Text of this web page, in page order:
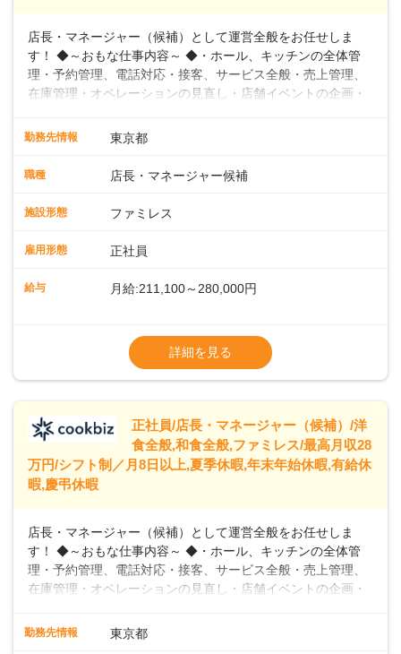
店長・マネージャー（候補）として運営全般をお任せしま
す！ ◆～おもな仕事内容～ ◆・ホール、キッチンの全体管
理・予約管理、電話対応・接客、サービス全般・売上管理、
在庫管理・オペレーションの見直し・店舗イベントの企画・
入社後はスキルに合わせた業務からお任せしますので、徐々
向上を目指すDX推進～ ◆すかいらーくのレストランでは、
スタッフの働きやすさをサポートしています。配膳ロボット
や歩行数が約40%も削減されました！また、配膳ロボットに
なDX（デジタルトランスフォーメーション）の取り組みを進
います。私たちは、多様な働き方を提供し、ライフステージ
に合わせた柔軟な勤務時間や働きやすい環境を整えていま
います。
勤務先情報 東京都
職種 店長・マネージャー候補
施設形態 ファミレス
雇用形態 正社員
給与 月給:211,100～280,000円
※残業代全額支給
※経験に応じて応相談①ナショナル社員：月
給245,800円～②エリア社員 ：月給
詳細を見る
正社員/店長・マネージャー（候補）/洋
食全般,和食全般,ファミレス/最高月収28
万円/シフト制／月8日以上,夏季休暇,年末年始休暇,有給休
暇,慶弔休暇
店長・マネージャー（候補）として運営全般をお任せしま
す！ ◆～おもな仕事内容～ ◆・ホール、キッチンの全体管
理・予約管理、電話対応・接客、サービス全般・売上管理、
在庫管理・オペレーションの見直し・店舗イベントの企画・
入社後はスキルに合わせた業務からお任せしますので、徐々
勤務先情報 東京都